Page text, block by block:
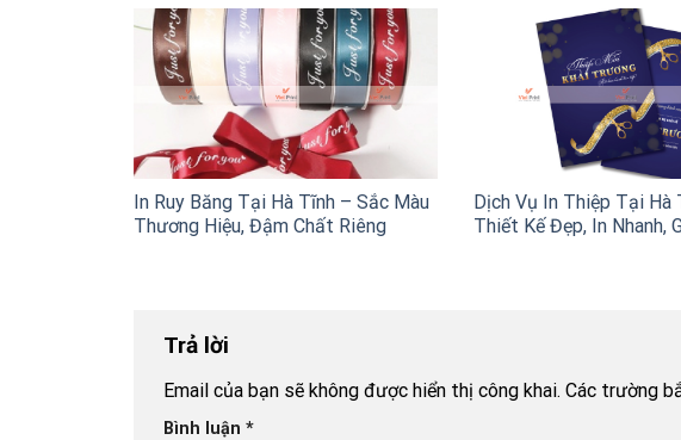
In Ruy Băng Tại Hà Tĩnh – Sắc Màu
Thương Hiệu, Đậm Chất Riêng
Dịch Vụ In Thiệp Tại Hà
Thiết Kế Đẹp, In Nhanh,
Trả lời
Email của bạn sẽ không được hiển thị công khai. Các trường
Bình luận *